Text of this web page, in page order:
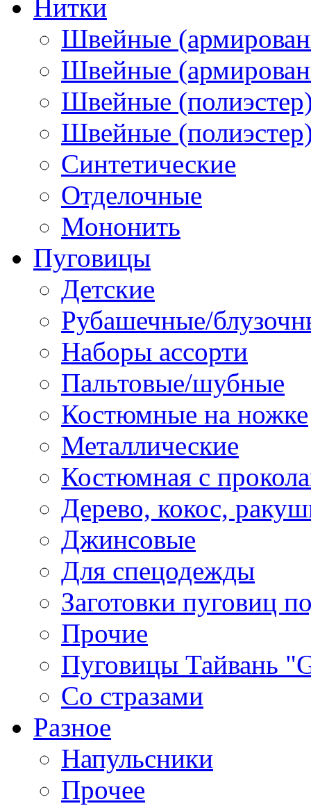
Нитки
Швейные
Швейные
Швейные
Швейные
Синтетические
Отделочные
Мононить
Пуговицы
Детские
Рубашечные/
Наборы ассорти
Пальтовые/шубные
Костюмные на ножке
Металлические
Костюмная с
Дерево, кокос,
Джинсовые
Для спецодежды
Заготовки пуговиц
Прочие
Пуговицы Тайвань
Со стразами
Разное
Напульсники
Прочее